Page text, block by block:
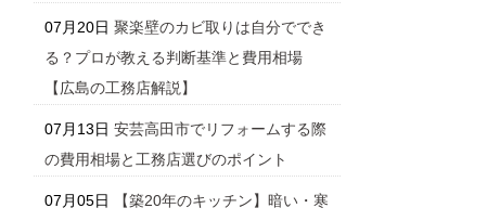
07月20日 聚楽壁のカビ取りは自分ででき
る？プロが教える判断基準と費用相場
【広島の工務店解説】
07月13日 安芸高田市でリフォームする際
の費用相場と工務店選びのポイント
07月05日
【築20年のキッチン】暗い・寒